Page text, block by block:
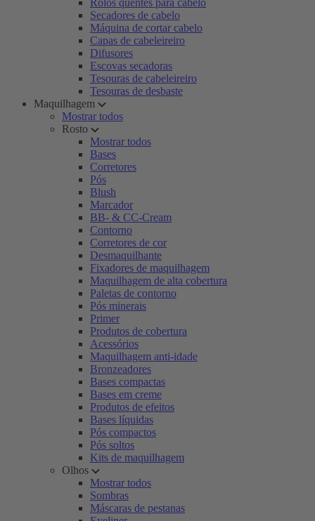
Rolos quentes para cabelo
Secadores de cabelo
Máquina de cortar cabelo
Capas de cabeleireiro
Difusores
Escovas secadoras
Tesouras de cabeleireiro
Tesouras de desbaste
Maquilhagem
Mostrar todos
Rosto
Mostrar todos
Bases
Corretores
Pós
Blush
Marcador
BB- & CC-Cream
Contorno
Corretores de cor
Desmaquilhante
Fixadores de maquilhagem
Maquilhagem de alta cobertura
Paletas de contorno
Pós minerais
Primer
Produtos de cobertura
Acessórios
Maquilhagem anti-idade
Bronzeadores
Bases compactas
Bases em creme
Produtos de efeitos
Bases líquidas
Pós compactos
Pós soltos
Kits de maquilhagem
Olhos
Mostrar todos
Sombras
Máscaras de pestanas